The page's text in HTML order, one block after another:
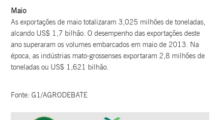
Maio
As exportações de maio totalizaram 3,025 milhões de toneladas,
alcando US$ 1,7 bilhão. O desempenho das exportações deste
ano superaram os volumes embarcados em maio de 2013. Na
época, as indústrias mato-grossenses exportaram 2,8 milhões de
toneladas ou US$ 1,621 bilhão.
Fonte: G1/AGRODEBATE